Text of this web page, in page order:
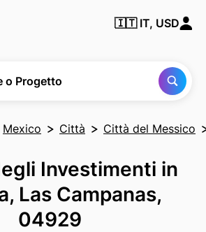
🇮🇹 IT, USD
o Progetto
Mexico Città Città del Messico
Investimenti in
Las Campanas,
04929